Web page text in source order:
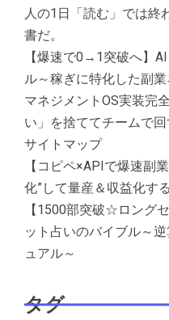
人の1日「読む」では終
書だ。
【爆速で0→1突破へ】
ル～稼ぎに特化した副
マネジメントOS実装完
い」を捨ててチームで回
サイトマップ
【コピペ×APIで爆速副
化”して量産＆収益化す
【1500部突破☆ロング
ット占いのバイブル～
ュアル～
タグ